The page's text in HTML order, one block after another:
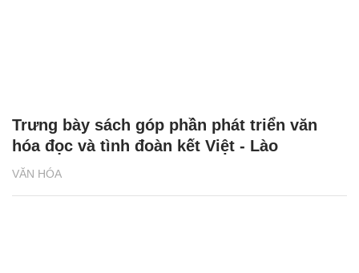
VĂN HÓA
Trưng bày sách góp phần phát triển văn
hóa đọc và tình đoàn kết Việt - Lào